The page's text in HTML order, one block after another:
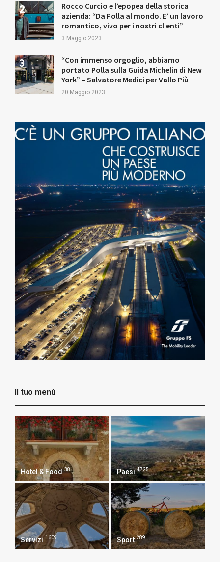
Rocco Curcio e l’epopea della storica
azienda: “Da Polla al mondo. E’ un lavoro
romantico, vivo per i nostri clienti”
3 Maggio 2023
“Con immenso orgoglio, abbiamo
portato Polla sulla Guida Michelin di New
York” – Salvatore Medici per Vallo Più
20 Maggio 2023
Il tuo menù
Hotel & Food 38 Paesi 4725
Servizi 1609 Sport 289